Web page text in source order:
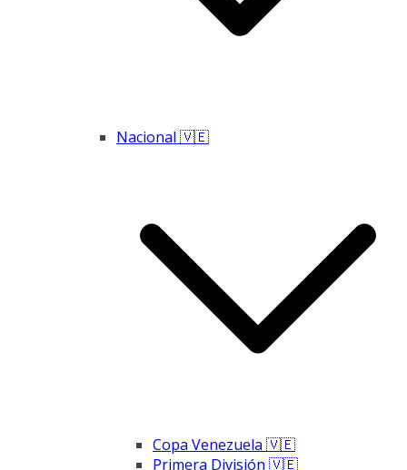
Nacional 🇻🇪
Copa Venezuela 🇻🇪
Primera División 🇻🇪